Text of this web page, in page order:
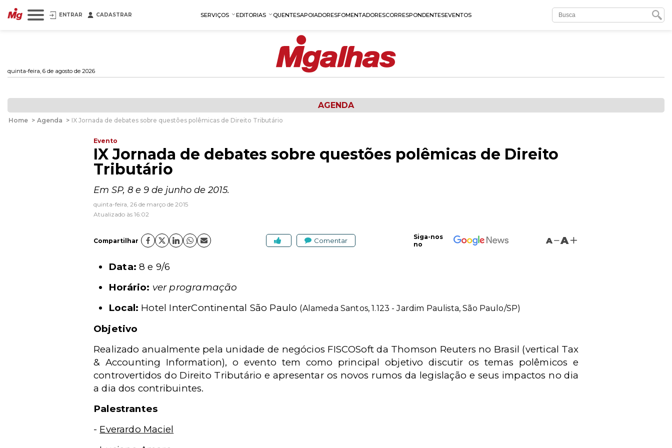
ENTRAR CADASTRAR SERVIÇOS EDITORIAS QUENTESAPOIADORESFOMENTADORESCORRESPONDENTESEVENTOS
quinta-feira, 6 de agosto de 2026
AGENDA
Home > Agenda > IX Jornada de debates sobre questões polêmicas de Direito Tributário
Evento
IX Jornada de debates sobre questões polêmicas de Direito
Tributário
Em SP, 8 e 9 de junho de 2015.
quinta-feira, 26 de março de 2015
Atualizado às 16:02
Compartilhar Comentar
Siga-nos
no
A A
Data: 8 e 9/6
Horário: ver programação
Local: Hotel InterContinental São Paulo (Alameda Santos, 1.123 - Jardim Paulista, São Paulo/SP)
Objetivo
Realizado anualmente pela unidade de negócios FISCOSoft da Thomson Reuters no Brasil (vertical Tax
& Accounting Information), o evento tem como principal objetivo discutir os temas polêmicos e
controvertidos do Direito Tributário e apresentar os novos rumos da legislação e seus impactos no dia
a dia dos contribuintes.
Palestrantes
- Everardo Maciel